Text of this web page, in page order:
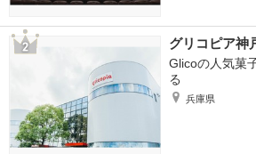
グリコピア神
Glicoの人気菓
る
兵庫県